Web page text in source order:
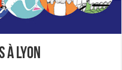
à Lyon